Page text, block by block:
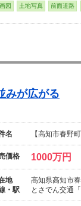
図 土地写真 前面道路
みが広がる
名 【高知市春野
価格 1000万円
地
高知県高知市
・駅
とさでん交通